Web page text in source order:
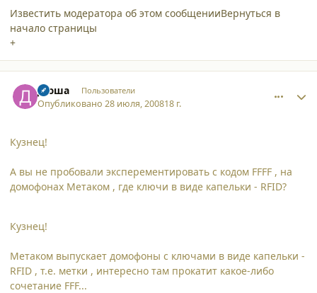
Известить модератора об этом сообщенииВернуться в
начало страницы
+
Дюша Пользователи
Опубликовано28 июля, 200818 г.
Кузнец!
А вы не пробовали эксперементировать с кодом FFFF , на
домофонах Метаком , где ключи в виде капельки - RFID?
Кузнец!
Метаком выпускает домофоны с ключами в виде капельки -
RFID , т.е. метки , интересно там прокатит какое-либо
сочетание FFF...